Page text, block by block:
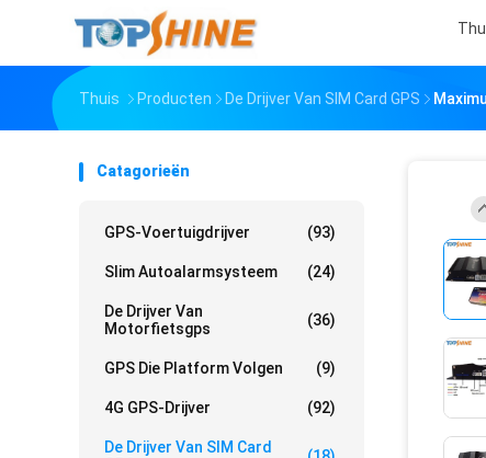
Thuis Producten De Drijver Van SIM Card GPS
Catagorieën
GPS-Voertuigdrijver (93)
Slim Autoalarmsysteem (24)
De Drijver Van
Motorfietsgps
(36)
GPS Die Platform Volgen (9)
4G GPS-Drijver (92)
De Drijver Van SIM Card